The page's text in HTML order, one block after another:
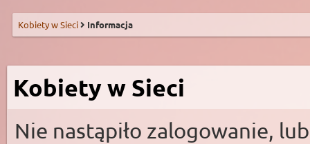
Kobiety w Sieci Informacja
Kobiety w Sieci
Nie nastąpiło zalogowanie,